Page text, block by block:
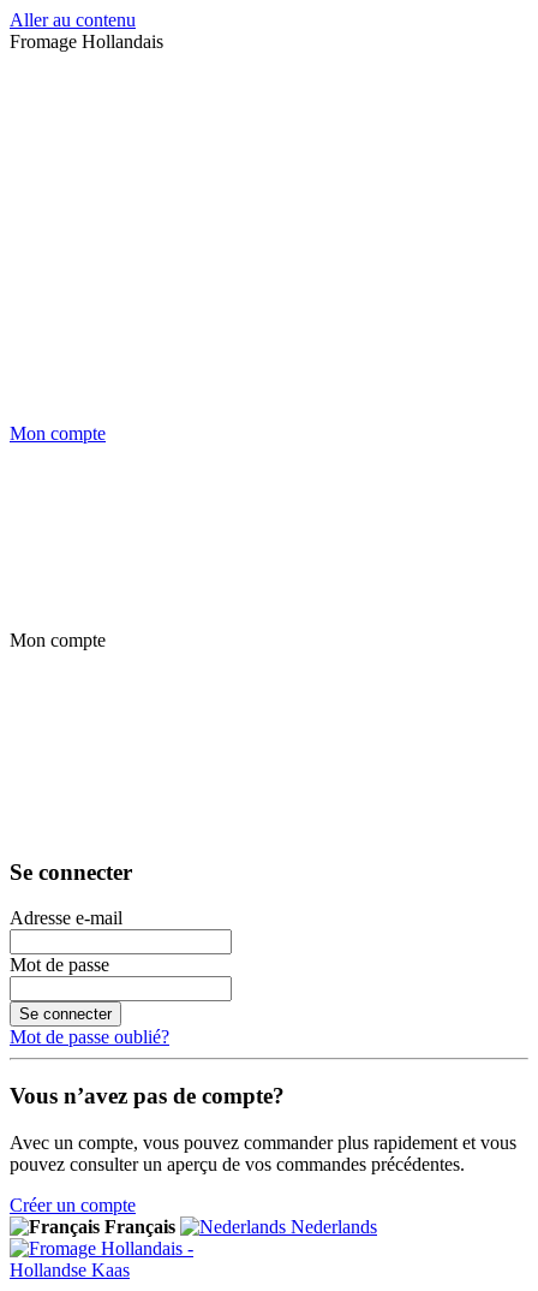
Aller au contenu
Fromage Hollandais
Mon compte
Mon compte
Se connecter
Adresse e-mail
Mot de passe
Se connecter
Mot de passe oublié?
Vous n’avez pas de compte?
Avec un compte, vous pouvez commander plus rapidement et vous
pouvez consulter un aperçu de vos commandes précédentes.
Créer un compte
Français
Nederlands